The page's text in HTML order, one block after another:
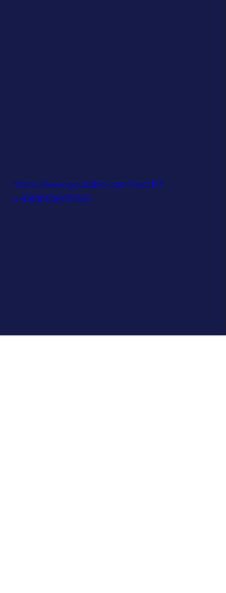
https://www.youtube.com/watch?
v=DMDOkK51Tc0